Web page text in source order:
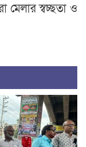
মেলার স্বচ্ছতা ও